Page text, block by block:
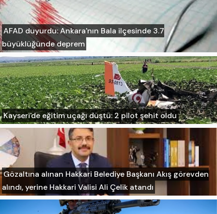
AFAD duyurdu: Ankara'nın Bala ilçesinde 3.7
büyüklüğünde deprem
Kayseri'de eğitim uçağı düştü: 2 pilot şehit oldu
Gözaltına alınan Hakkari Belediye Başkanı Akış görevden
alındı, yerine Hakkari Valisi Ali Çelik atandı